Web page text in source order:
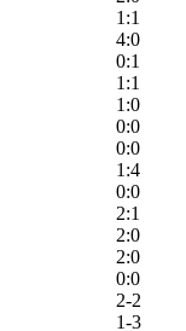
1:1
4:0
0:1
1:1
1:0
0:0
0:0
1:4
0:0
2:1
2:0
2:0
0:0
2-2
1-3